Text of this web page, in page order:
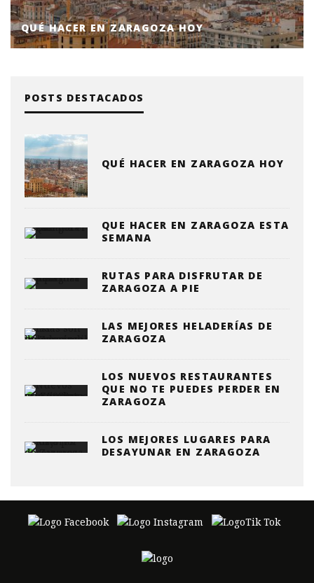
QUÉ HACER EN ZARAGOZA HOY
POSTS DESTACADOS
QUÉ HACER EN ZARAGOZA HOY
QUE HACER EN ZARAGOZA ESTA
SEMANA
RUTAS PARA DISFRUTAR DE
ZARAGOZA A PIE
LAS MEJORES HELADERÍAS DE
ZARAGOZA
LOS NUEVOS RESTAURANTES
QUE NO TE PUEDES PERDER EN
ZARAGOZA
LOS MEJORES LUGARES PARA
DESAYUNAR EN ZARAGOZA